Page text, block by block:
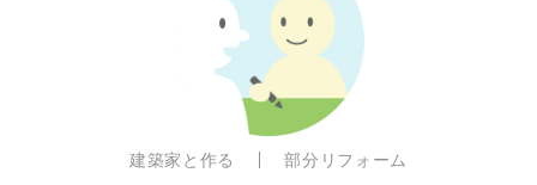
建築家と作る 部分リフォーム